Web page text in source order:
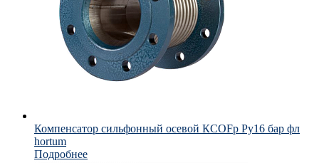
Компенсатор сильфонный осевой КСОFp Ру16 бар фл
hortum
Подробнее